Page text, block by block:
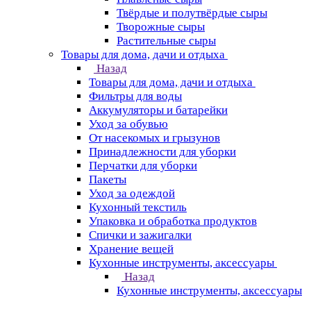
Твёрдые и полутвёрдые сыры
Творожные сыры
Растительные сыры
Товары для дома, дачи и отдыха
Назад
Товары для дома, дачи и отдыха
Фильтры для воды
Аккумуляторы и батарейки
Уход за обувью
От насекомых и грызунов
Принадлежности для уборки
Перчатки для уборки
Пакеты
Уход за одеждой
Кухонный текстиль
Упаковка и обработка продуктов
Спички и зажигалки
Хранение вещей
Кухонные инструменты, аксессуары
Назад
Кухонные инструменты, аксессуары